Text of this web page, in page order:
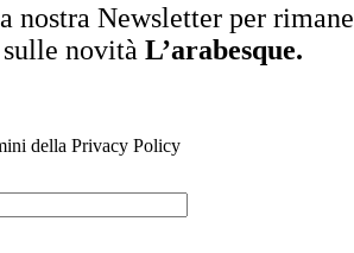
nostra Newsletter per
novità L’arabesque.
della Privacy Policy